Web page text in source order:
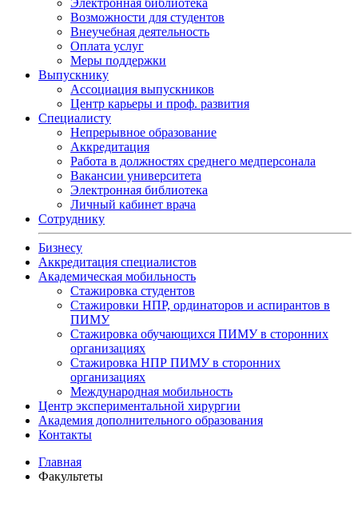
Возможности для студентов
Внеучебная деятельность
Оплата услуг
Меры поддержки
Выпускнику
Ассоциация выпускников
Центр карьеры и проф. развития
Специалисту
Непрерывное образование
Аккредитация
Работа в должностях среднего медперсонала
Вакансии университета
Электронная библиотека
Личный кабинет врача
Сотруднику
Бизнесу
Аккредитация специалистов
Академическая мобильность
Стажировка студентов
Стажировки НПР, ординаторов и аспирантов в
ПИМУ
Стажировка обучающихся ПИМУ в сторонних
организациях
Стажировка НПР ПИМУ в сторонних
организациях
Международная мобильность
Центр экспериментальной хирургии
Академия дополнительного образования
Контакты
Главная
Факультеты